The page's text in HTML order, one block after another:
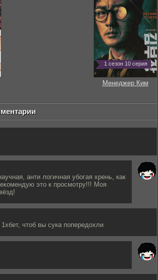
1 сезон 10 серия
Менеджер Ким
анти логичная убогая хрень, как
это к просмотру!!! Моя
1хбет, чтоб вы сука попередохли